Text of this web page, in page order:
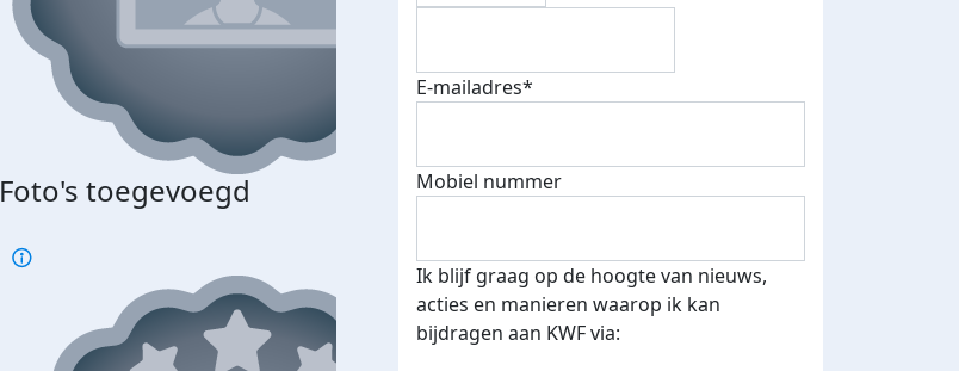
Foto's toegevoegd E-mails verstuurd
€500 euro opgehaald: t-shirt
E-mailadres*
Mobiel nummer
Ik blijf graag op de hoogte van nieuws,
acties en manieren waarop ik kan
bijdragen aan KWF via: